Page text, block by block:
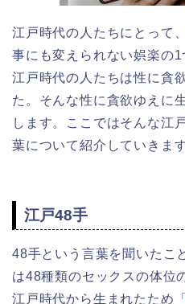
江戸時代の人たちにとって
事にも変えられない娯楽の
江戸時代の人たちは性に貪
た。そんな性に貪欲ゆえに
します。ここではそんな江
葉について紹介していきます
江戸48手
48手という言葉を聞いたこ
は48種類のセックスの体位
江戸時代から生まれたため